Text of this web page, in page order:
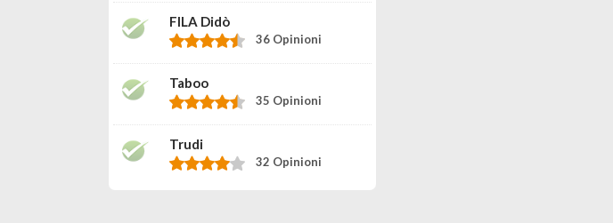
FILA Didò
36 Opinioni
Taboo
35 Opinioni
Trudi
32 Opinioni